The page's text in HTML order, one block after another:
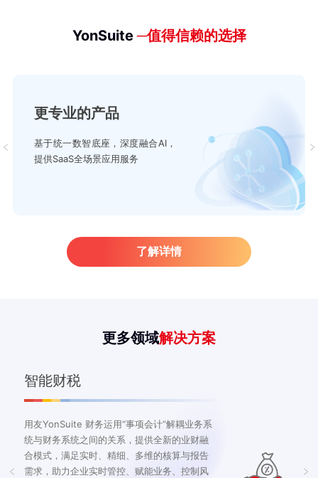
YonSuite─值得信赖的选择
更专业的产品
基于统一数智底座，深度融合AI，
提供SaaS全场景应用服务
了解详情
更多领域解决方案
智能财税
用友YonSuite 财务运用“事项会计”解耦业务系
统与财务系统之间的关系，提供全新的业财融
合模式，满足实时、精细、多维的核算与报告
需求，助力企业实时管控、赋能业务、控制风